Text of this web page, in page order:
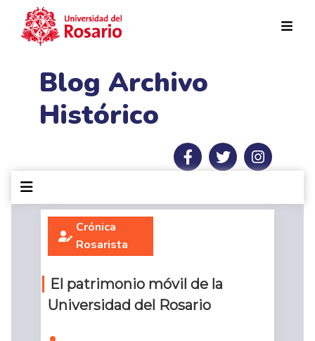
Blog Archivo
Histórico
Crónica
Rosarista
El patrimonio móvil de la
Universidad del Rosario